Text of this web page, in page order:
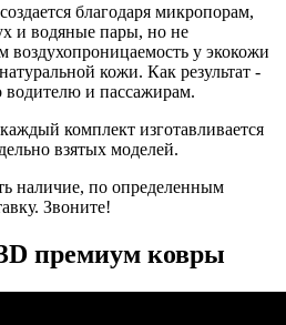
благодаря микропорам,
и водяные пары, но не
воздухопроницаемость у экокожи
кожи. Как результат -
водителю и пассажирам.
комплект изготавливается
взятых моделей.
наличие, по определенным
Звоните!
премиум ковры